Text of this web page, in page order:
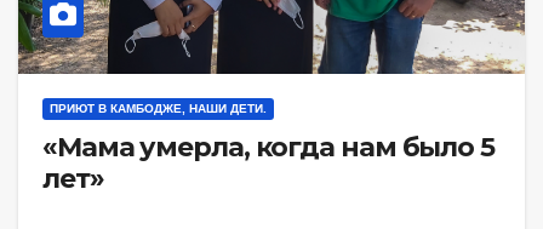
ПРИЮТ В КАМБОДЖЕ, НАШИ ДЕТИ.
«Мама умерла, когда нам было 5
лет»